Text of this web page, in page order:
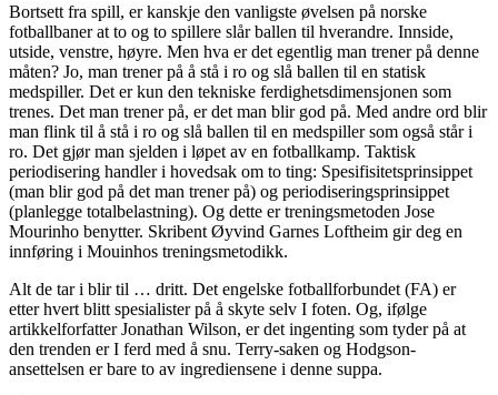
Bortsett fra spill, er kanskje den vanligste øvelsen på norske
fotballbaner at to og to spillere slår ballen til hverandre. Innside,
utside, venstre, høyre. Men hva er det egentlig man trener på denne
måten? Jo, man trener på å stå i ro og slå ballen til en statisk
medspiller. Det er kun den tekniske ferdighetsdimensjonen som
trenes. Det man trener på, er det man blir god på. Med andre ord blir
man flink til å stå i ro og slå ballen til en medspiller som også står i
ro. Det gjør man sjelden i løpet av en fotballkamp. Taktisk
periodisering handler i hovedsak om to ting: Spesifisitetsprinsippet
(man blir god på det man trener på) og periodiseringsprinsippet
(planlegge totalbelastning). Og dette er treningsmetoden Jose
Mourinho benytter. Skribent Øyvind Garnes Loftheim gir deg en
innføring i Mouinhos treningsmetodikk.
Alt de tar i blir til … dritt. Det engelske fotballforbundet (FA) er
etter hvert blitt spesialister på å skyte selv I foten. Og, ifølge
artikkelforfatter Jonathan Wilson, er det ingenting som tyder på at
den trenden er I ferd med å snu. Terry-saken og Hodgson-
ansettelsen er bare to av ingrediensene i denne suppa.